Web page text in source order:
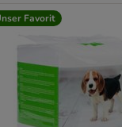
Favorit